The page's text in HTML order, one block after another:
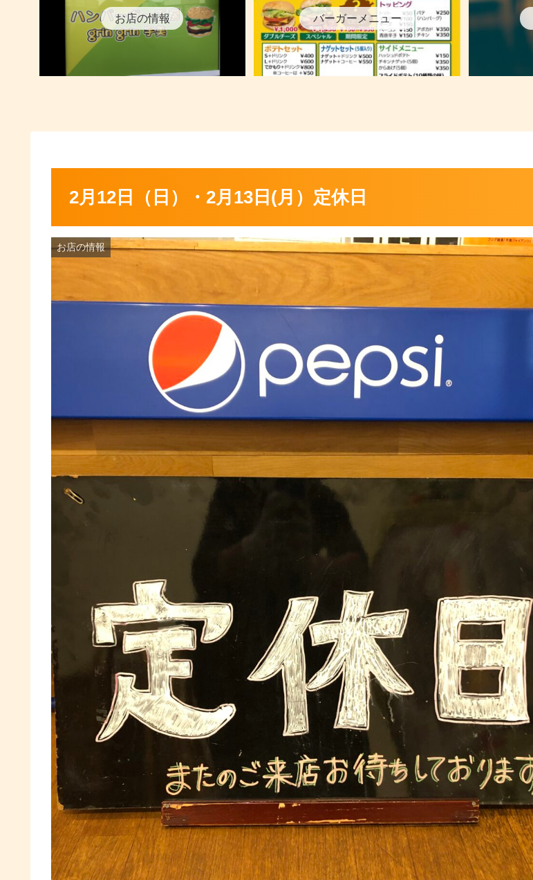
お店の情報 バーガーメニュー
2月12日（日）・2月13日(月）定休日
お店の情報